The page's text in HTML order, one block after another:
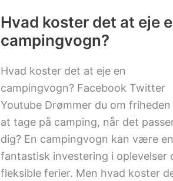
Hvad koster det at eje
campingvogn?
Hvad koster det at eje en
campingvogn? Facebook Twitter
Youtube Drømmer du om friheden
at tage på camping, når det
dig? En campingvogn kan være en
fantastisk investering i oplevelser
fleksible ferier. Men hvad koster
at
eje
en
campingvogn?